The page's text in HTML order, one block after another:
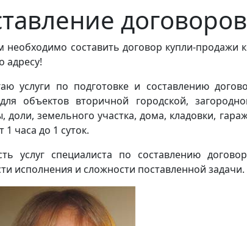
необходимо составить договор купли-
адресу!
услуги по подготовке и составлению
объектов вторичной городской,
доли, земельного участка, дома, кладовки,
1 часа до 1 суток.
услуг специалиста по составлению
исполнения и сложности поставленной задачи.